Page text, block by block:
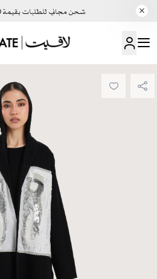
شحن مجاني للطلبات بقيمة 500 ريال واكثر
لاقيت | LAGATE